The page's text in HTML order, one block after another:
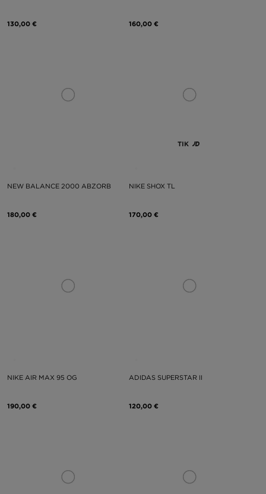
130,00 € 160,00 €
NEW BALANCE 2000 ABZORB
180,00 €
TIK
NIKE SHOX TL
170,00 €
NIKE AIR MAX 95 OG
190,00 €
ADIDAS SUPERSTAR II
120,00 €